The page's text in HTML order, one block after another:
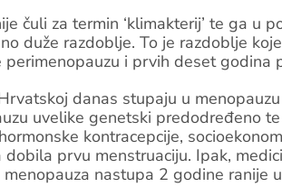
čuli za termin ‘klimakterij’ te ga u
duže razdoblje. To je razdoblje
perimenopauzu i prvih deset godina
danas stupaju u
uvelike genetski predodređeno
kontracepcije,
prvu menstruaciju. Ipak,
nastupa 2 godine ranije